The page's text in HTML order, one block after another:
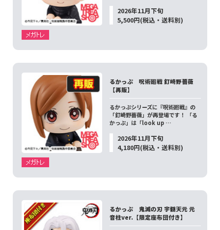
2026年11月下旬
5,500円(税込・送料別)
るかっぷ 呪術廻戦 釘崎野薔薇
【再販】
るかっぷシリーズに『呪術廻戦』の
「釘崎野薔薇」が再登場です！ 「る
かっぷ」は「look up …
2026年11月下旬
4,180円(税込・送料別)
るかっぷ 鬼滅の刃 宇髄天元 元
音柱ver.【限定座布団付き】